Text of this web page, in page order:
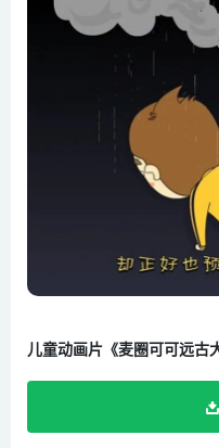
第31集 商议
第34集 危机到来
第36集 商榷战术
第39集 失手被擒
第41集 反扑
第44集 新的家园